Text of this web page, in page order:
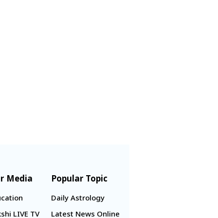
Media
LIVE TV
Popular Topic
Daily Astrology
Latest News Online